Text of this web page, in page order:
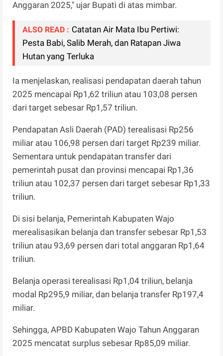
Anggaran 2025," ujar Bupati di atas mimbar.
ALSO READ : Catatan Air Mata Ibu Pertiwi:
Pesta Babi, Salib Merah, dan Ratapan Jiwa
Hutan yang Terluka
Ia menjelaskan, realisasi pendapatan daerah tahun
2025 mencapai Rp1,62 triliun atau 103,08 persen
dari target sebesar Rp1,57 triliun.
Pendapatan Asli Daerah (PAD) terealisasi Rp256
miliar atau 106,98 persen dari target Rp239 miliar.
Sementara untuk pendapatan transfer dari
pemerintah pusat dan provinsi mencapai Rp1,36
triliun atau 102,37 persen dari target sebesar Rp1,33
triliun.
Di sisi belanja, Pemerintah Kabupaten Wajo
merealisasikan belanja dan transfer sebesar Rp1,53
triliun atau 93,69 persen dari total anggaran Rp1,64
triliun.
Belanja operasi terealisasi Rp1,04 triliun, belanja
modal Rp295,9 miliar, dan belanja transfer Rp197,4
miliar.
Sehingga, APBD Kabupaten Wajo Tahun Anggaran
2025 mencatat surplus sebesar Rp85,09 miliar.